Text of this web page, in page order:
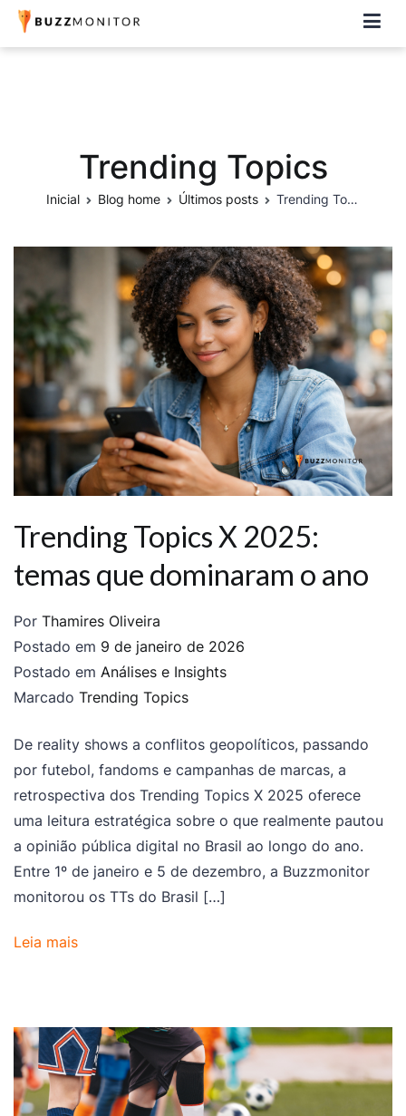
Buzzmonitor
A plataforma mais completa e flexível para social media e CRM
Trending Topics
Inicial Blog home Últimos posts Trending Topics
Trending Topics X 2025:
temas que dominaram o ano
Por Thamires Oliveira
Postado em 9 de janeiro de 2026
Postado em Análises e Insights
Marcado Trending Topics
De reality shows a conflitos geopolíticos, passando
por futebol, fandoms e campanhas de marcas, a
retrospectiva dos Trending Topics X 2025 oferece
uma leitura estratégica sobre o que realmente pautou
a opinião pública digital no Brasil ao longo do ano.
Entre 1º de janeiro e 5 de dezembro, a Buzzmonitor
monitorou os TTs do Brasil […]
Leia mais